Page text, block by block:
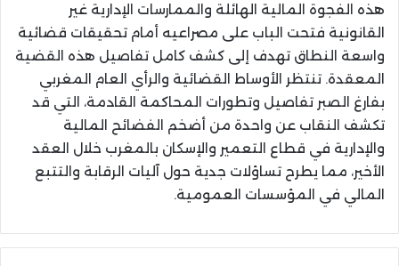
هذه الفجوة المالية الهائلة والممارسات الإدارية غير
القانونية فتحت الباب على مصراعيه أمام تحقيقات قضائية
واسعة النطاق تهدف إلى كشف كامل تفاصيل هذه القضية
المعقدة. تنتظر الأوساط القضائية والرأي العام المغربي
بفارغ الصبر تفاصيل وتطورات المحاكمة القادمة، التي قد
تكشف النقاب عن واحدة من أضخم الفضائح المالية
والإدارية في قطاع التعمير والإسكان بالمغرب خلال العقد
الأخير، مما يطرح تساؤلات جدية حول آليات الرقابة والتتبع
المالي في المؤسسات العمومية.